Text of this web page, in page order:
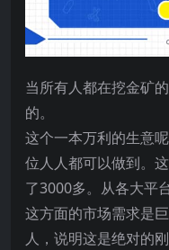
当所有人都在挖金矿
的。
这个一本万利的生意
位人人都可以做到。
了3000多。从各大平
这方面的市场需求是
人，说明这是绝对的